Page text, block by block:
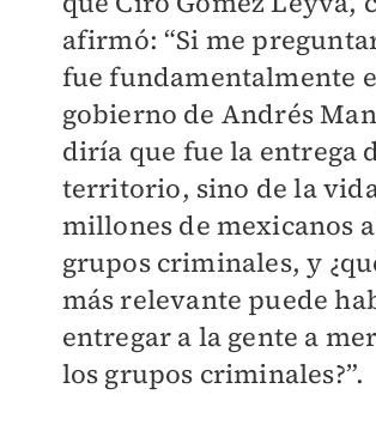
afirmó: “Si me
fue fundamentalmente
gobierno de Andrés
diría que fue la entrega
territorio, sino de la
millones de mexicanos
grupos criminales, y
más relevante puede
entregar a la gente a
los grupos criminales?”.